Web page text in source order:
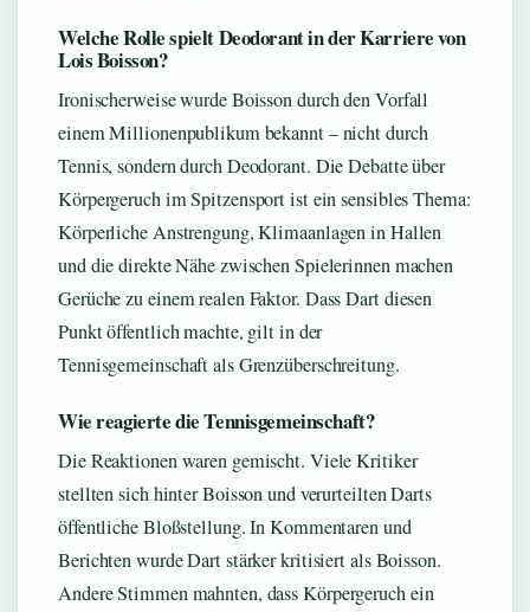
Welche Rolle spielt Deodorant in der Karriere von
Lois Boisson?
Ironischerweise wurde Boisson durch den Vorfall
einem Millionenpublikum bekannt – nicht durch
Tennis, sondern durch Deodorant. Die Debatte über
Körpergeruch im Spitzensport ist ein sensibles Thema:
Körperliche Anstrengung, Klimaanlagen in Hallen
und die direkte Nähe zwischen Spielerinnen machen
Gerüche zu einem realen Faktor. Dass Dart diesen
Punkt öffentlich machte, gilt in der
Tennisgemeinschaft als Grenzüberschreitung.
Wie reagierte die Tennisgemeinschaft?
Die Reaktionen waren gemischt. Viele Kritiker
stellten sich hinter Boisson und verurteilten Darts
öffentliche Bloßstellung. In Kommentaren und
Berichten wurde Dart stärker kritisiert als Boisson.
Andere Stimmen mahnten, dass Körpergeruch ein